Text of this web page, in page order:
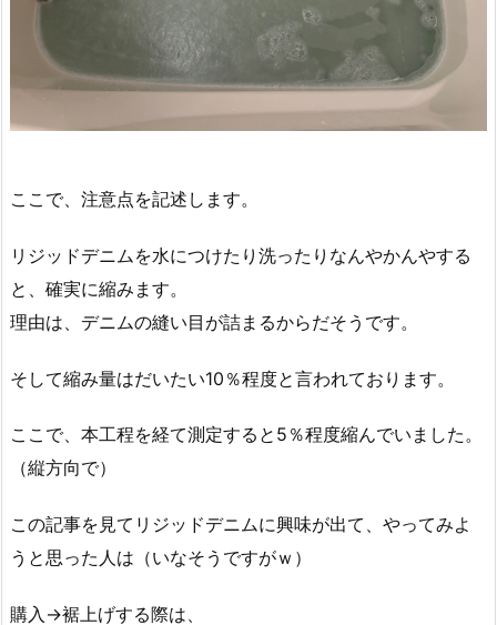
ここで、注意点を記述します。
リジッドデニムを水につけたり洗ったりなんやかんやする
と、確実に縮みます。
理由は、デニムの縫い目が詰まるからだそうです。
そして縮み量はだいたい10％程度と言われております。
ここで、本工程を経て測定すると5％程度縮んでいました。
（縦方向で）
この記事を見てリジッドデニムに興味が出て、やってみよ
うと思った人は（いなそうですがｗ）
購入→裾上げする際は、